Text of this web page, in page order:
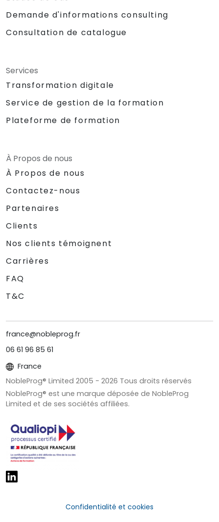
Demande d'informations consulting
Consultation de catalogue
Services
Transformation digitale
Service de gestion de la formation
Plateforme de formation
À Propos de nous
À Propos de nous
Contactez-nous
Partenaires
Clients
Nos clients témoignent
Carrières
FAQ
T&C
france@nobleprog.fr
06 61 96 85 61
France
NobleProg® Limited 2005 - 2026 Tous droits réservés
NobleProg® est une marque déposée de NobleProg
Limited et de ses sociétés affiliées.
Confidentialité et cookies